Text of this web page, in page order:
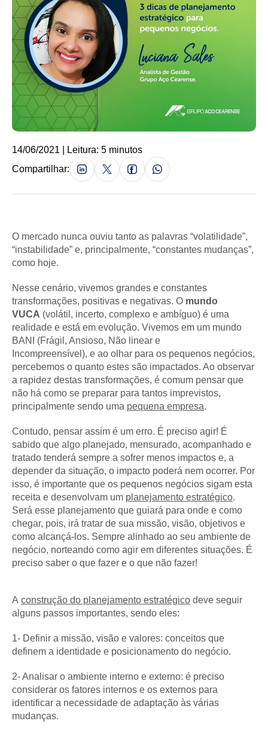
14/06/2021 | Leitura: 5 minutos
Compartilhar:
O mercado nunca ouviu tanto as palavras “volatilidade”,
“instabilidade” e, principalmente, “constantes mudanças”,
como hoje.
Nesse cenário, vivemos grandes e constantes
transformações, positivas e negativas. O mundo
VUCA (volátil, incerto, complexo e ambíguo) é uma
realidade e está em evolução. Vivemos em um mundo
BANI (Frágil, Ansioso, Não linear e
Incompreensível), e ao olhar para os pequenos negócios,
percebemos o quanto estes são impactados. Ao observar
a rapidez destas transformações, é comum pensar que
não há como se preparar para tantos imprevistos,
principalmente sendo uma pequena empresa.
Contudo, pensar assim é um erro. É preciso agir! É
sabido que algo planejado, mensurado, acompanhado e
tratado tenderá sempre a sofrer menos impactos e, a
depender da situação, o impacto poderá nem ocorrer. Por
isso, é importante que os pequenos negócios sigam esta
receita e desenvolvam um planejamento estratégico.
Será esse planejamento que guiará para onde e como
chegar, pois, irá tratar de sua missão, visão, objetivos e
como alcançá-los. Sempre alinhado ao seu ambiente de
negócio, norteando como agir em diferentes situações. É
preciso saber o que fazer e o que não fazer!
A construção do planejamento estratégico deve seguir
alguns passos importantes, sendo eles:
1- Definir a missão, visão e valores: conceitos que
definem a identidade e posicionamento do negócio.
2- Analisar o ambiente interno e externo: é preciso
considerar os fatores internos e os externos para
identificar a necessidade de adaptação às várias
mudanças.